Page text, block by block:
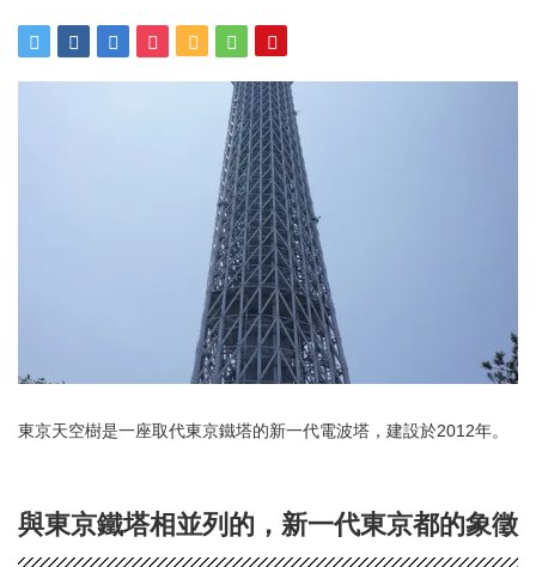
東京天空樹是一座取代東京鐵塔的新一代電波塔，建設於2012年。
與東京鐵塔相並列的，新一代東京都的象徵